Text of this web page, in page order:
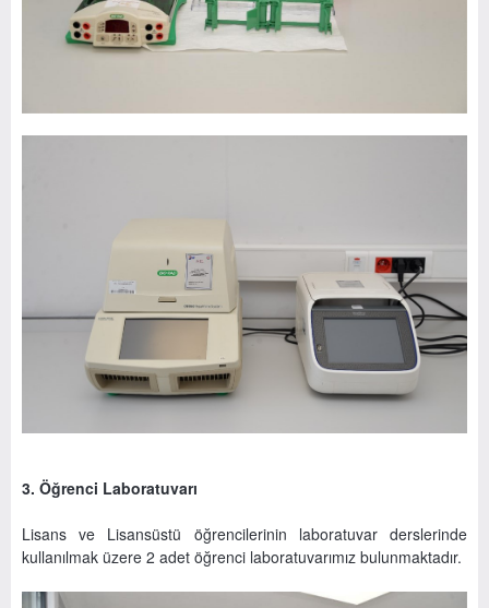
3. Öğrenci Laboratuvarı
Lisans ve Lisansüstü öğrencilerinin laboratuvar derslerinde
kullanılmak üzere 2 adet öğrenci laboratuvarımız bulunmaktadır.